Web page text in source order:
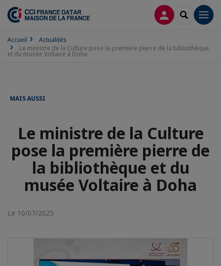
CONNEXION
Accueil
Actualités
Le ministre de la Culture pose la première pierre de la bibliothèque
et du musée Voltaire à Doha
MAIS AUSSI
Le ministre de la Culture
pose la première pierre de
la bibliothèque et du
musée Voltaire à Doha
Le 10/07/2025